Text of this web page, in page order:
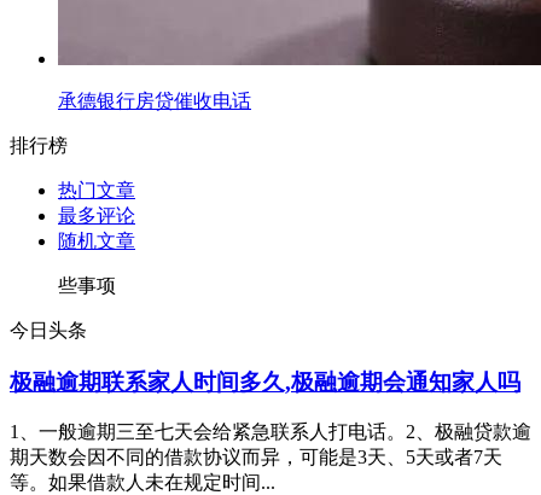
承德银行房贷催收电话
排行榜
热门文章
最多评论
随机文章
些事项
今日头条
极融逾期联系家人时间多久,极融逾期会通知家人吗
1、一般逾期三至七天会给紧急联系人打电话。2、极融贷款逾
期天数会因不同的借款协议而异，可能是3天、5天或者7天
等。如果借款人未在规定时间...